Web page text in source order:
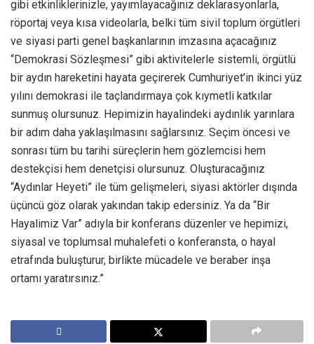
gibi etkinliklerinizle, yayımlayacağınız deklarasyonlarla,
röportaj veya kısa videolarla, belki tüm sivil toplum örgütleri
ve siyasi parti genel başkanlarının imzasına açacağınız
“Demokrasi Sözleşmesi” gibi aktivitelerle sistemli, örgütlü
bir aydın hareketini hayata geçirerek Cumhuriyet’in ikinci yüz
yılını demokrasi ile taçlandırmaya çok kıymetli katkılar
sunmuş olursunuz. Hepimizin hayalindeki aydınlık yarınlara
bir adım daha yaklaşılmasını sağlarsınız. Seçim öncesi ve
sonrası tüm bu tarihi süreçlerin hem gözlemcisi hem
destekçisi hem denetçisi olursunuz. Oluşturacağınız
“Aydınlar Heyeti” ile tüm gelişmeleri, siyasi aktörler dışında
üçüncü göz olarak yakından takip edersiniz. Ya da “Bir
Hayalimiz Var” adıyla bir konferans düzenler ve hepimizi,
siyasal ve toplumsal muhalefeti o konferansta, o hayal
etrafında buluşturur, birlikte mücadele ve beraber inşa
ortamı yaratırsınız.”